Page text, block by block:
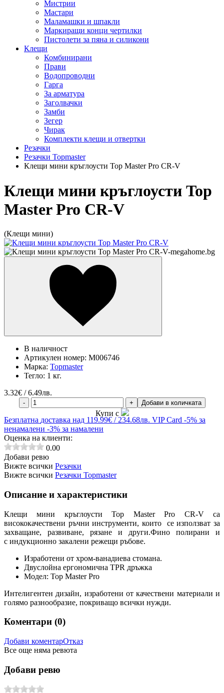
Мистрии
Мастари
Маламашки и шпакли
Маркиращи конци чертилки
Пистолети за пяна и силикони
Клещи
Комбинирани
Прави
Водопроводни
Гарга
За арматура
Заголвачки
Замби
Зегер
Чирак
Комплекти клещи и отвертки
Резачки
Резачки Topmaster
Клещи мини кръглоусти Top Master Pro CR-V
Клещи мини кръглоусти Top
Master Pro CR-V
(Клещи мини)
В наличност
Артикулен номер: M006746
Марка: Topmaster
Тегло: 1 кг.
3.32€ / 6.49лв.
- + Добави в количката
Купи с
Безплатна доставка над 119.99€ / 234.68лв. VIP Card -5% за
ненамалени -3% за намалени
Оценка на клиенти:
0.00
Добави ревю
Вижте всички Резачки
Вижте всички Резачки Topmaster
Описание и характеристики
Клещи мини кръглоусти Top Master Pro CR-V са
висококачествени ръчни инструменти, които се използват за
захващане, развиване, рязане и други.Фино полирани и
с индукционно закалени режещи ръбове.
Изработени от хром-ванадиева стомана.
Двуслойна ергономична TPR дръжка
Модел: Top Master Pro
Интелигентен дизайн, изработени от качествени материали и
голямо разнообразие, покриващо всички нужди.
Коментари (0)
Добави коментарОтказ
Все още няма ревюта
Добави ревю